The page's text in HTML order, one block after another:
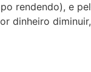
rendendo), e
dinheiro